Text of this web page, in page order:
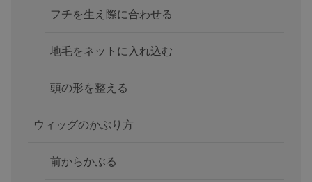
フチを生え際に合わせる
地毛をネットに入れ込む
頭の形を整える
ウィッグのかぶり方
前からかぶる